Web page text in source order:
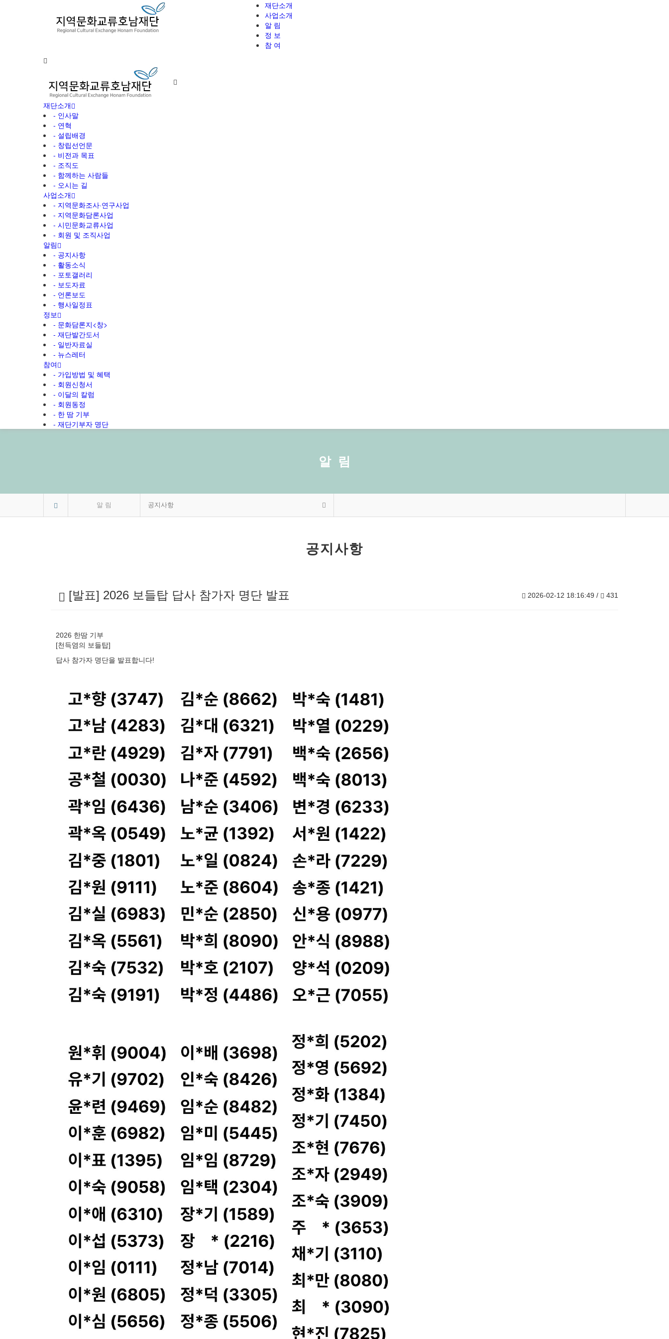
재단소개
사업소개
알 림
정 보
참 여
재단소개
- 인사말
- 연혁
- 설립배경
- 창립선언문
- 비전과 목표
- 조직도
- 함께하는 사람들
- 오시는 길
사업소개
- 지역문화조사·연구사업
- 지역문화담론사업
- 시민문화교류사업
- 회원 및 조직사업
알림
- 공지사항
- 활동소식
- 포토갤러리
- 보도자료
- 언론보도
- 행사일정표
정보
- 문화담론지<창>
- 재단발간도서
- 일반자료실
- 뉴스레터
참여
- 가입방법 및 혜택
- 회원신청서
- 이달의 칼럼
- 회원동정
- 한 땀 기부
- 재단기부자 명단
알 림
알 림 공지사항
공지사항
[발표] 2026 보들탑 답사 참가자 명단 발표 2026-02-12 18:16:49 / 431
2026 한땀 기부
[천득염의 보들탑]
답사 참가자 명단을 발표합니다!